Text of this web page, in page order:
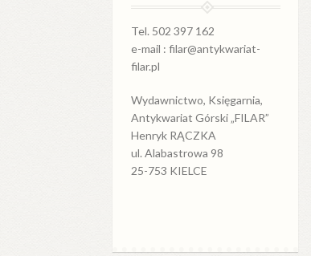
Tel. 502 397 162
e-mail : filar@antykwariat-
filar.pl
Wydawnictwo, Księgarnia,
Antykwariat Górski „FILAR”
Henryk RĄCZKA
ul. Alabastrowa 98
25-753 KIELCE